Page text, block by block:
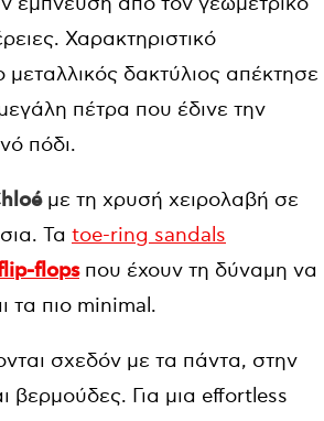
Χαρακτηριστικό
μεταλλικός δακτύλιος απέκτησε
πέτρα που έδινε την
πόδι.
με τη χρυσή χειρολαβή σε
Τα toe-ring sandals
flopsπου έχουν τη δύναμη να
τα πιο minimal.
σχεδόν με τα πάντα, στην
βερμούδες. Για μια effortless